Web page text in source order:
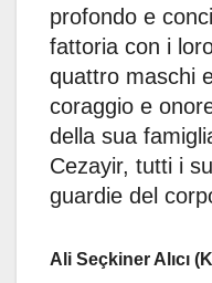
profondo e
fattoria con i
quattro maschi
coraggio e
della sua
Cezayir, tutti i
guardie del
Ali Seçkiner Alıcı